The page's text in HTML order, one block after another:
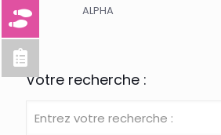
ALPHA
Votre recherche :